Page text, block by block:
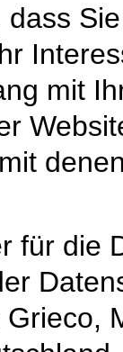
mit
für die